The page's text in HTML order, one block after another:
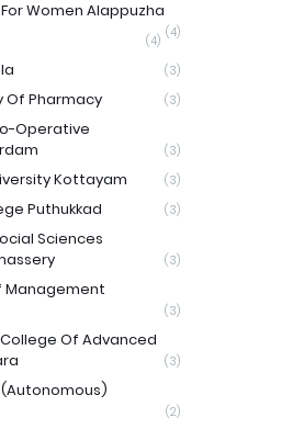
Women Alappuzha
(4)
(4)
(3)
Of Pharmacy (3)
Operative
(3)
Kottayam (3)
Puthukkad (3)
Sciences
(3)
Management
(3)
Of Advanced
(3)
(2)